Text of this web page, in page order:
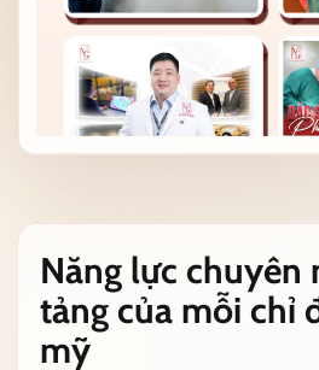
Năng lực chuyên
tảng của mỗi chỉ
mỹ